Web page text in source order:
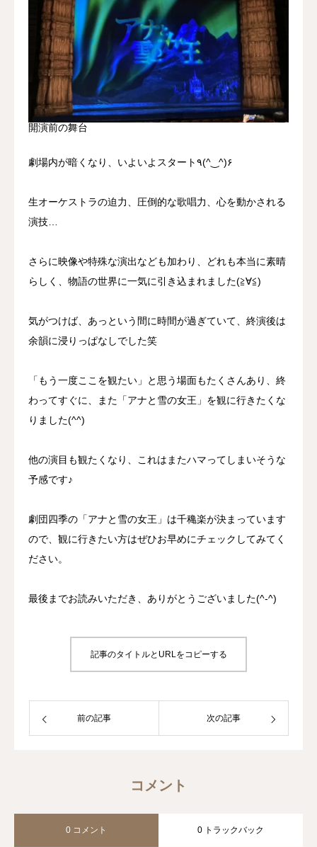
開演前の舞台
劇場内が暗くなり、いよいよスタート٩(^‿^)۶
生オーケストラの迫力、圧倒的な歌唱力、心を動かされる
演技…
さらに映像や特殊な演出なども加わり、どれも本当に素晴
らしく、物語の世界に一気に引き込まれました(≧∀≦)
気がつけば、あっという間に時間が過ぎていて、終演後は
余韻に浸りっぱなしでした笑
「もう一度ここを観たい」と思う場面もたくさんあり、終
わってすぐに、また「アナと雪の女王」を観に行きたくな
りました(^^)
他の演目も観たくなり、これはまたハマってしまいそうな
予感です♪
劇団四季の「アナと雪の女王」は千穐楽が決まっています
ので、観に行きたい方はぜひお早めにチェックしてみてく
ださい。
最後までお読みいただき、ありがとうございました(^-^)
記事のタイトルとURLをコピーする
前の記事 次の記事
コメント
0 コメント 0 トラックバック